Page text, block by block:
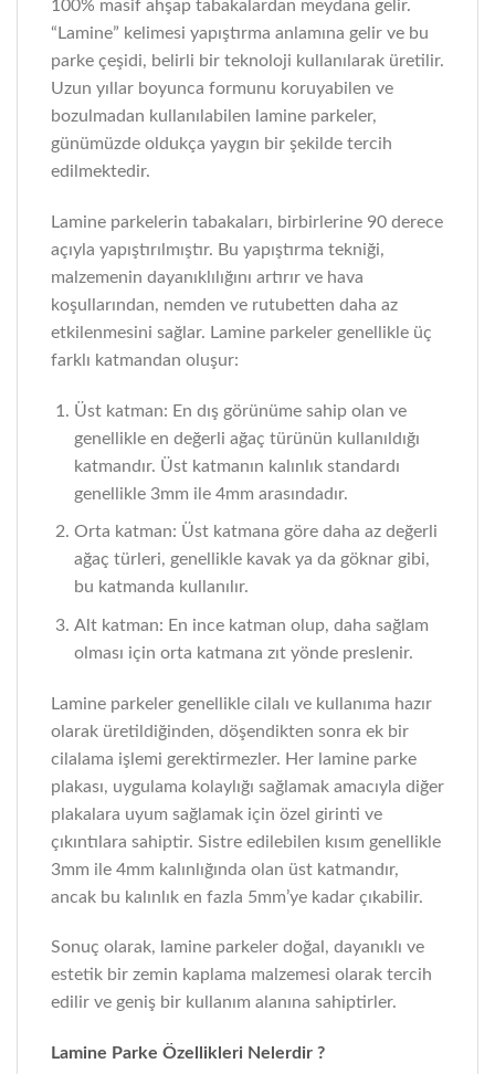
100% masif ahşap tabakalardan meydana gelir.
“Lamine” kelimesi yapıştırma anlamına gelir ve bu
parke çeşidi, belirli bir teknoloji kullanılarak üretilir.
Uzun yıllar boyunca formunu koruyabilen ve
bozulmadan kullanılabilen lamine parkeler,
günümüzde oldukça yaygın bir şekilde tercih
edilmektedir.
Lamine parkelerin tabakaları, birbirlerine 90 derece
açıyla yapıştırılmıştır. Bu yapıştırma tekniği,
malzemenin dayanıklılığını artırır ve hava
koşullarından, nemden ve rutubetten daha az
etkilenmesini sağlar. Lamine parkeler genellikle üç
farklı katmandan oluşur:
Üst katman: En dış görünüme sahip olan ve
genellikle en değerli ağaç türünün kullanıldığı
katmandır. Üst katmanın kalınlık standardı
genellikle 3mm ile 4mm arasındadır.
Orta katman: Üst katmana göre daha az değerli
ağaç türleri, genellikle kavak ya da göknar gibi,
bu katmanda kullanılır.
Alt katman: En ince katman olup, daha sağlam
olması için orta katmana zıt yönde preslenir.
Lamine parkeler genellikle cilalı ve kullanıma hazır
olarak üretildiğinden, döşendikten sonra ek bir
cilalama işlemi gerektirmezler. Her lamine parke
plakası, uygulama kolaylığı sağlamak amacıyla diğer
plakalara uyum sağlamak için özel girinti ve
çıkıntılara sahiptir. Sistre edilebilen kısım genellikle
3mm ile 4mm kalınlığında olan üst katmandır,
ancak bu kalınlık en fazla 5mm’ye kadar çıkabilir.
Sonuç olarak, lamine parkeler doğal, dayanıklı ve
estetik bir zemin kaplama malzemesi olarak tercih
edilir ve geniş bir kullanım alanına sahiptirler.
Lamine Parke Özellikleri Nelerdir ?